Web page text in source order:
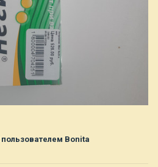
пользователем Bonita